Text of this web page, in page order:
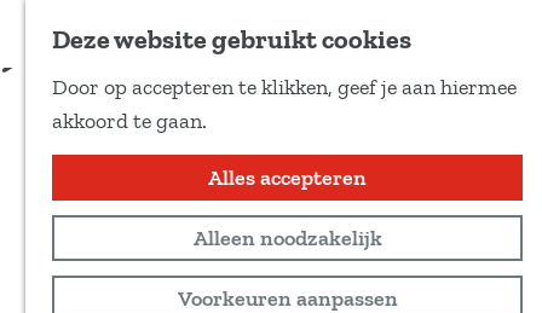
Deze website gebruikt cookies
Door op accepteren te klikken, geef je aan hiermee
akkoord te gaan.
Alles accepteren
Alleen noodzakelijk
Voorkeuren aanpassen
Voeg toe als favoriet
e
e
d
z
Download route
De tien van Tynaarlo:
Hunze en Veen